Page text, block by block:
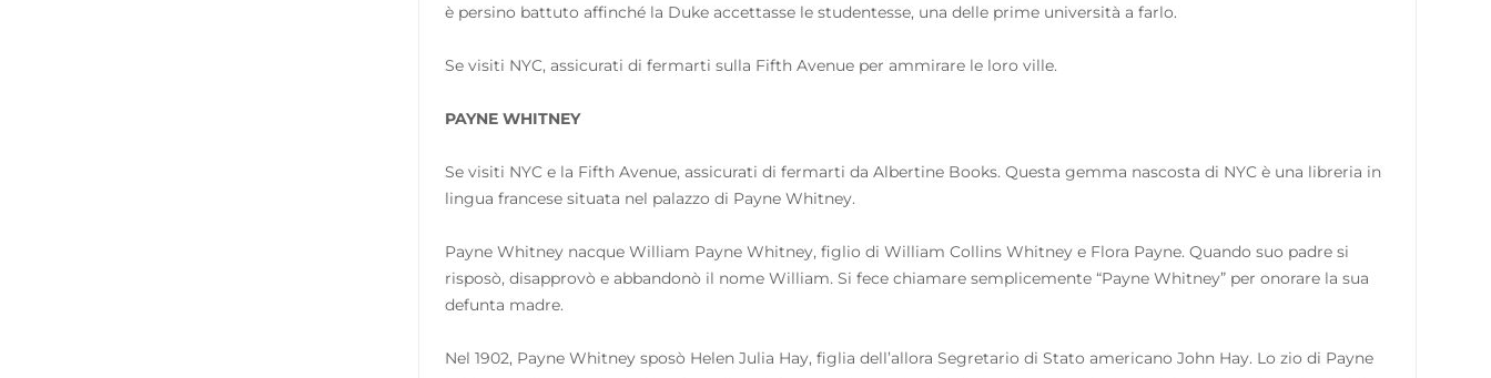
è persino battuto affinché la Duke accettasse le studentesse, una delle prime università a farlo.
Se visiti NYC, assicurati di fermarti sulla Fifth Avenue per ammirare le loro ville.
PAYNE WHITNEY
Se visiti NYC e la Fifth Avenue, assicurati di fermarti da Albertine Books. Questa gemma nascosta di NYC è una libreria in
lingua francese situata nel palazzo di Payne Whitney.
Payne Whitney nacque William Payne Whitney, figlio di William Collins Whitney e Flora Payne. Quando suo padre si
risposò, disapprovò e abbandonò il nome William. Si fece chiamare semplicemente “Payne Whitney” per onorare la sua
defunta madre.
Nel 1902, Payne Whitney sposò Helen Julia Hay, figlia dell’allora Segretario di Stato americano John Hay. Lo zio di Payne